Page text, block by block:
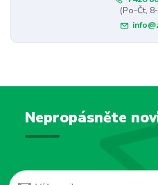
(Po-Čt,
Nepropásněte